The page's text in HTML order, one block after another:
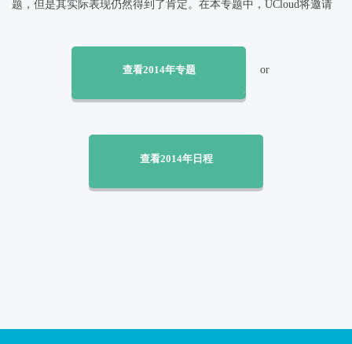
题，但是其实际表现仍然得到了肯定。在本专题中，UCloud将邀请
查看2014年专题 or
查看2014年日程